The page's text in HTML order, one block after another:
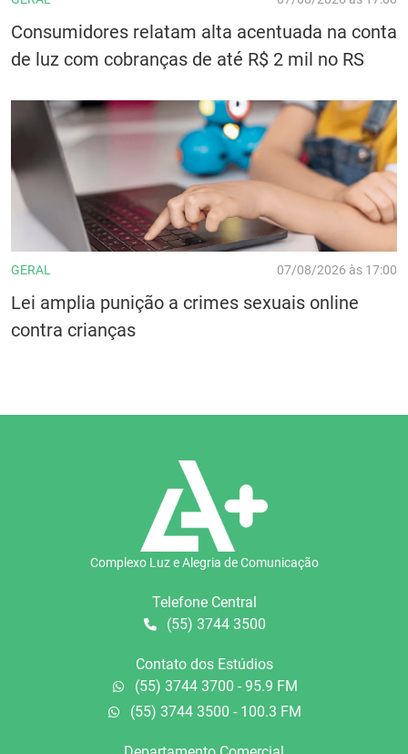
Consumidores relatam alta acentuada na conta
de luz com cobranças de até R$ 2 mil no RS
GERAL 07/08/2026 às 17:00
Lei amplia punição a crimes sexuais online
contra crianças
Complexo Luz e Alegria de Comunicação
Telefone Central
(55) 3744 3500
Contato dos Estúdios
(55) 3744 3700 - 95.9 FM
(55) 3744 3500 - 100.3 FM